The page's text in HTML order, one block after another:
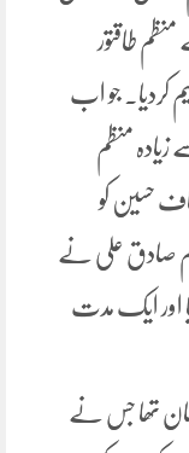
طاقتور
کردیا۔ جو اب
منظم
حسین کو
صادق علی نے
اور ایک مدت
تھا جس نے